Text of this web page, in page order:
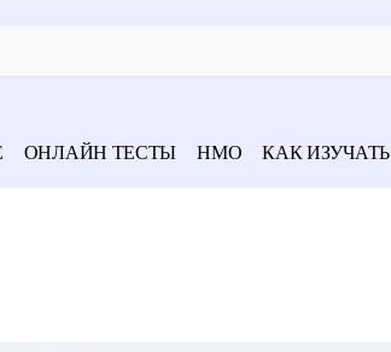
ОНЛАЙН ТЕСТЫ НМО КАК ИЗУЧАТЬ